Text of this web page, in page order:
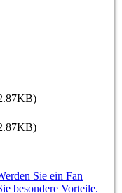
Sie ein Fan
besondere Vorteile.